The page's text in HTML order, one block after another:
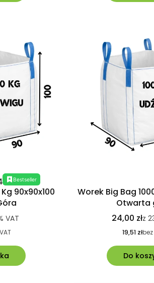
Bestseller
90x90x100
VAT
Worek Big Bag
Otwarta
24,00 złz
19,51 złbez
Do